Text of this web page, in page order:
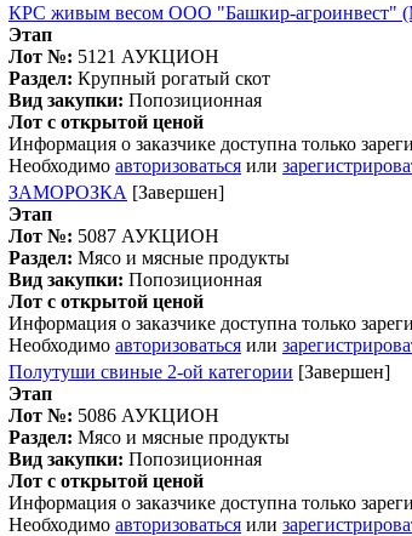
КРС живым весом ООО "Башкир-
Этап
Лот №: 5121 АУКЦИОН
Раздел: Крупный рогатый скот
Вид закупки: Попозиционная
Лот с открытой ценой
Информация о заказчике доступна только
Необходимо авторизоваться или
ЗАМОРОЗКА [Завершен]
Этап
Лот №: 5087 АУКЦИОН
Раздел: Мясо и мясные продукты
Вид закупки: Попозиционная
Лот с открытой ценой
Информация о заказчике доступна только
Необходимо авторизоваться или
Полутуши свиные 2-ой категории [Завершен]
Этап
Лот №: 5086 АУКЦИОН
Раздел: Мясо и мясные продукты
Вид закупки: Попозиционная
Лот с открытой ценой
Информация о заказчике доступна только
Необходимо авторизоваться или